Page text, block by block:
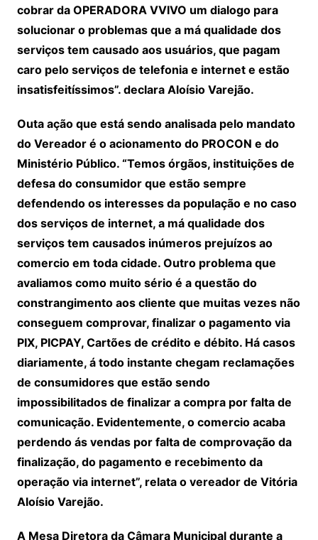
cobrar da OPERADORA VVIVO um dialogo para
solucionar o problemas que a má qualidade dos
serviços tem causado aos usuários, que pagam
caro pelo serviços de telefonia e internet e estão
insatisfeitíssimos”. declara Aloísio Varejão.
Outa ação que está sendo analisada pelo mandato
do Vereador é o acionamento do PROCON e do
Ministério Público. “Temos órgãos, instituições de
defesa do consumidor que estão sempre
defendendo os interesses da população e no caso
dos serviços de internet, a má qualidade dos
serviços tem causados inúmeros prejuízos ao
comercio em toda cidade. Outro problema que
avaliamos como muito sério é a questão do
constrangimento aos cliente que muitas vezes não
conseguem comprovar, finalizar o pagamento via
PIX, PICPAY, Cartões de crédito e débito. Há casos
diariamente, á todo instante chegam reclamações
de consumidores que estão sendo
impossibilitados de finalizar a compra por falta de
comunicação. Evidentemente, o comercio acaba
perdendo ás vendas por falta de comprovação da
finalização, do pagamento e recebimento da
operação via internet”, relata o vereador de Vitória
Aloísio Varejão.
A Mesa Diretora da Câmara Municipal durante a